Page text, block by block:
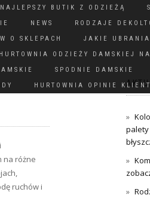
NAJLEPSZY BUTIK Z ODZIEŻĄ
NEWS
RODZAJE
O SKLEPACH
JAKIE
ODZIEŻY DAMSKIEJ NA
SPODNIE DAMSKIE
HURTOWNIA OPINIE
na różne
ruchów i
palety